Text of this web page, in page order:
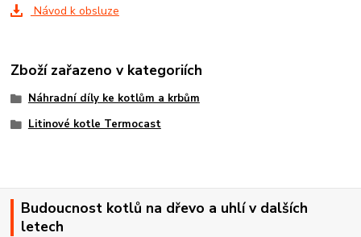
Návod k obsluze
Zboží zařazeno v kategoriích
Náhradní díly ke kotlům a krbům
Litinové kotle Termocast
Budoucnost kotlů na dřevo a uhlí v dalších
letech